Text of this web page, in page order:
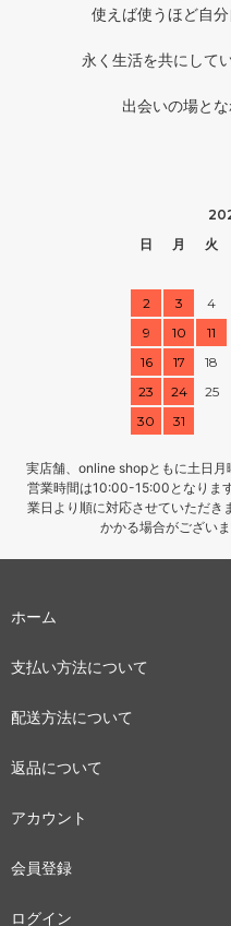
使えば使うほど自
永く生活を共にして
出会いの場と
日
月 火
2
3 4
9
10 11
16
17 18
23
24 25
30
31
実店舗、online shopともに土日月
営業時間は10:00-15:00となりま
業日より順に対応させていただき
かかる場合がござい
ホーム
支払い方法について
配送方法について
返品について
アカウント
会員登録
ログイン